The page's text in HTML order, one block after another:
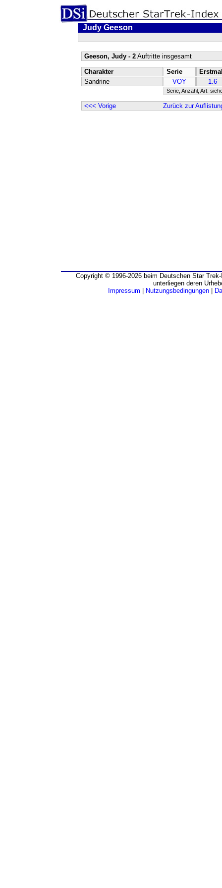
Judy Geeson
Geeson, Judy - 2Auftritte insgesamt
Charakter Serie
Sandrine
VOY 1.6
Serie, Anzahl, Art:
<<< Vorige Zurück zur
Copyright © 1996-2026 beim Deutschen Star
unterliegen deren
Impressum
Nutzungsbedingungen